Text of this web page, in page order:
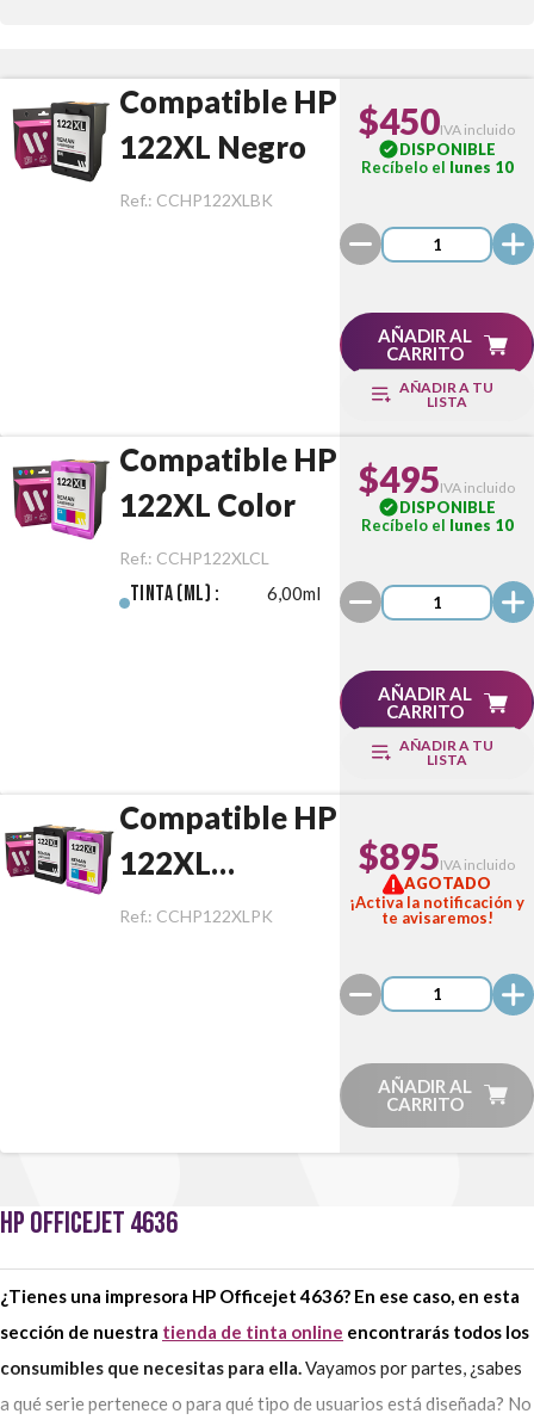
Compatible HP
122XL Negro
Ref.: CCHP122XLBK
$450IVA incluido
DISPONIBLE
Recíbelo el lunes 10
AÑADIR AL
CARRITO
AÑADIR A TU
LISTA
Compatible HP
122XL Color
Ref.: CCHP122XLCL
Tinta (ml) : 6,00ml
$495IVA incluido
DISPONIBLE
Recíbelo el lunes 10
AÑADIR AL
CARRITO
AÑADIR A TU
LISTA
Compatible HP
122XL
Negro/Color
Ref.: CCHP122XLPK
$895IVA incluido
AGOTADO
¡Activa la notificación y
te avisaremos!
AÑADIR AL
CARRITO
HP OFFICEJET 4636
¿Tienes una impresora HP Officejet 4636? En ese caso, en esta
sección de nuestra tienda de tinta online encontrarás todos los
consumibles que necesitas para ella.Vayamos por partes, ¿sabes
a qué serie pertenece o para qué tipo de usuarios está diseñada? No